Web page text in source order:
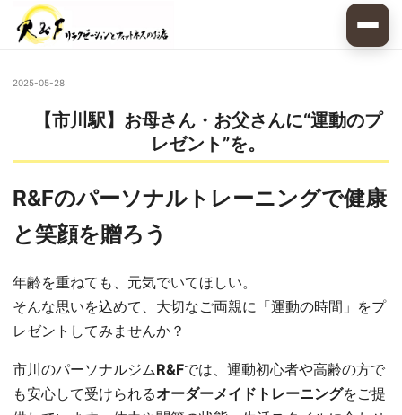
2025-05-28
【市川駅】お母さん・お父さんに“運動のプ
レゼント”を。
R&Fのパーソナルトレーニングで健康
と笑顔を贈ろう
年齢を重ねても、元気でいてほしい。
そんな思いを込めて、大切なご両親に「運動の時間」をプ
レゼントしてみませんか？
市川のパーソナルジムR&Fでは、運動初心者や高齢の方で
も安心して受けられるオーダーメイドトレーニングをご提